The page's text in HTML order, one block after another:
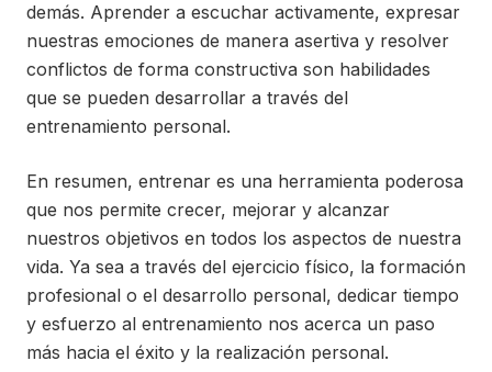
demás. Aprender a escuchar activamente, expresar
nuestras emociones de manera asertiva y resolver
conflictos de forma constructiva son habilidades
que se pueden desarrollar a través del
entrenamiento personal.
En resumen, entrenar es una herramienta poderosa
que nos permite crecer, mejorar y alcanzar
nuestros objetivos en todos los aspectos de nuestra
vida. Ya sea a través del ejercicio físico, la formación
profesional o el desarrollo personal, dedicar tiempo
y esfuerzo al entrenamiento nos acerca un paso
más hacia el éxito y la realización personal.